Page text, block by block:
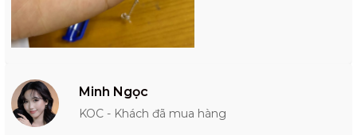
Minh Ngọc
KOC - Khách đã mua hàng